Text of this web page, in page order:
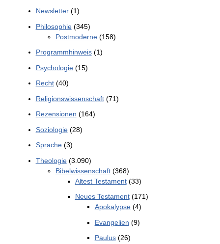
Newsletter(1)
Philosophie(345)
Postmoderne(158)
Programmhinweis(1)
Psychologie(15)
Recht(40)
Religionswissenschaft(71)
Rezensionen (164)
Soziologie(28)
Sprache(3)
Theologie(3.090)
Bibelwissenschaft(368)
Altest Testament(33)
Neues Testament(171)
Apokalypse(4)
Evangelien (9)
Paulus(26)